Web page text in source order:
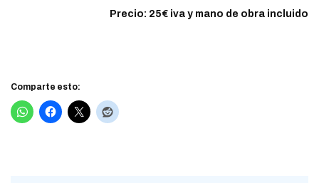
Precio: 25€ iva y mano de obra incluido
Comparte esto: